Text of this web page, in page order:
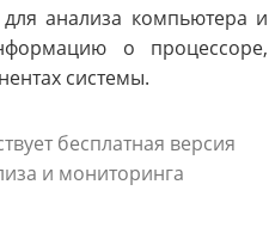
анализа компьютера и
о процессоре,
системы.
бесплатная версия
и мониторинга